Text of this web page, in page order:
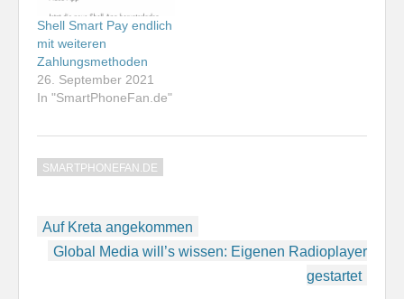
Shell Smart Pay endlich
mit weiteren
Zahlungsmethoden
26. September 2021
In "SmartPhoneFan.de"
SMARTPHONEFAN.DE
Beitragsnavigation
Auf Kreta angekommen
Global Media will’s wissen: Eigenen Radioplayer
gestartet